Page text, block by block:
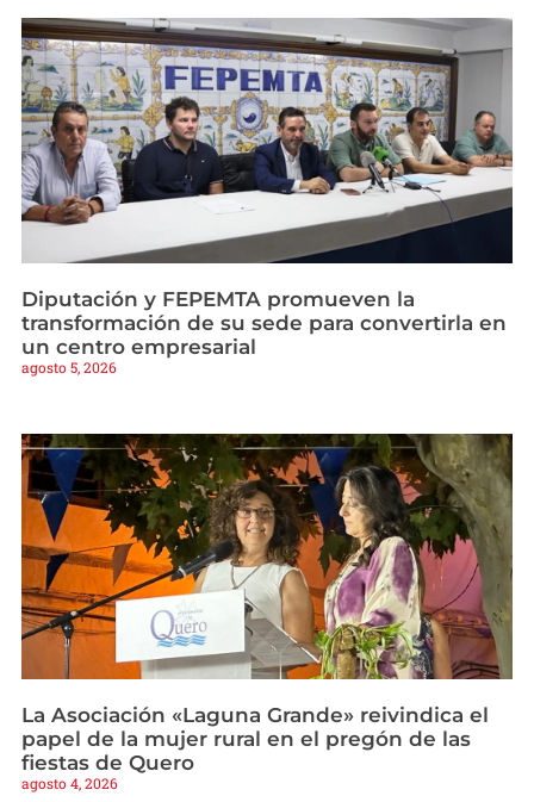
Diputación y FEPEMTA promueven la
transformación de su sede para convertirla en
un centro empresarial
agosto 5, 2026
La Asociación «Laguna Grande» reivindica el
papel de la mujer rural en el pregón de las
fiestas de Quero
agosto 4, 2026